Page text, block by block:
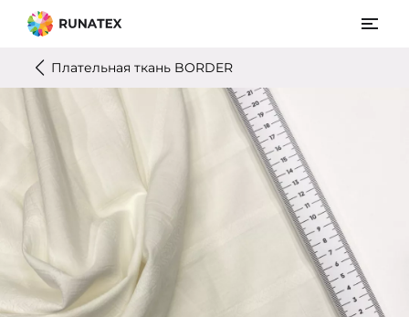
Плательная ткань BORDER